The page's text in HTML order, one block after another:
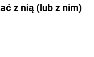
z nią (lub z nim)